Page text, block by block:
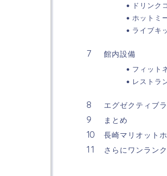
ドリンク
ホットミ
ライブキ
館内設備
フィット
レストラ
エグゼクティブ
まとめ
長崎マリオット
さらにワンラン